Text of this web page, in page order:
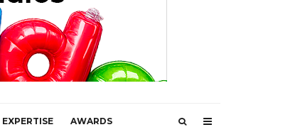
EXPERTISE AWARDS